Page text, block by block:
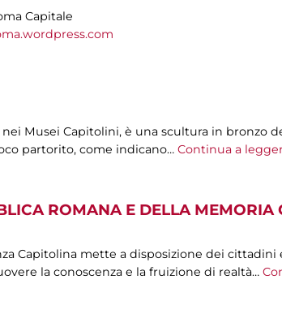
Capitale
Musei Capitolini, è una scultura in bronzo
partorito, come indicano… Continua a
ROMANA E DELLA MEMORIA
Capitolina mette a disposizione dei
la conoscenza e la fruizione di realtà…